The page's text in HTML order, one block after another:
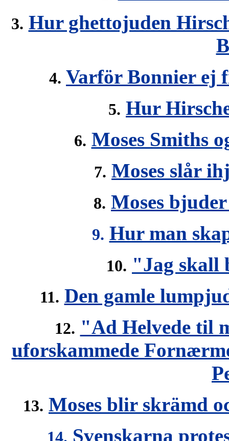
3. Hur ghettojuden
4. Varför Bonnier ej
5. Hur
6. Moses Smiths
7. Moses slår
8. Moses
9. Hur man
10. "Jag skall
11. Den gamle
12. "Ad Helvede til
uforskammede
13. Moses blir skrämd
14. Svenskarna